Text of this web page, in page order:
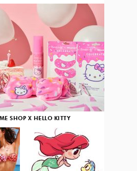
SHOP X HELLO KITTY
3